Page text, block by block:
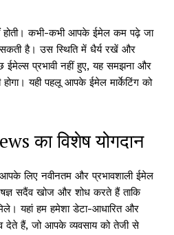
होती। कभी-कभी आपके ईमेल कम पढ़े जा
है। उस स्थिति में धैर्य रखें और
ईमेल्स प्रभावी नहीं हुए, यह समझना और
यही पहलू आपके ईमेल मार्केटिंग को
का विशेष योगदान
लिए नवीनतम और प्रभावशाली ईमेल
सदैंव खोज और शोध करते हैं ताकि
यहां हम हमेशा डेटा-आधारित और
देते हैं, जो आपके व्यवसाय को तेजी से